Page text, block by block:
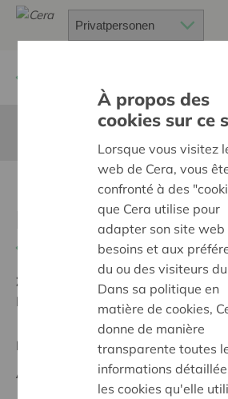
Een wemeldak
Ziel:
Une société solidaire et
barrières
Regionales Projekt
Anfangsdatum:07/05/2025
À propos des
cookies sur ce
Lorsque vous visitez
web de Cera, vous
confronté à des
que Cera utilise pour
adapter son site web
besoins et aux
du ou des visiteurs
Dans sa politique en
matière de cookies,
donne de manière
transparente toutes
informations
les cookies qu'elle